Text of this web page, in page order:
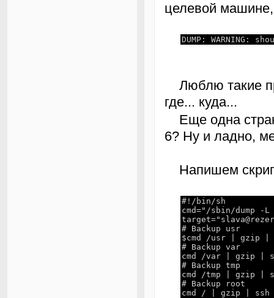
целевой машине,
DUMP: WARNING:
Люблю такие предупреждения. Все ясно и понятно, что...,
где... куда...
Еще одна странность. Почему сжатие уровня 2, по умолчанию
6? Ну и ладно,
Напишем
#!/bin/sh
cmd="/sbin/dump
# Backup usr
$cmd /usr | gzip |
# Backup var
cmd /var | gzip |
# Backup tmp
cmd /tmp | gzip |
# Backup root
cmd / | gzip | ssh